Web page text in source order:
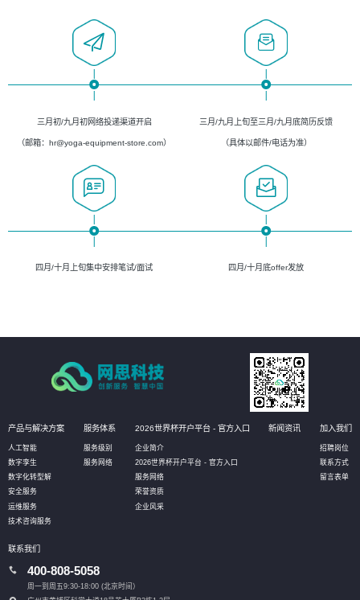
三月初/九月初网络投递渠道开启
（邮箱：hr@yoga-equipment-store.com）
三月/九月上旬至三月/九月底简历反馈
（具体以邮件/电话为准）
四月/十月上旬集中安排笔试/面试 四月/十月底offer发放
产品与解决方案
人工智能
数字孪生
数字化转型解
安全服务
运维服务
技术咨询服务
服务体系
服务级别
服务网络
2026世界杯开户平台 - 官方入口
企业简介
2026世界杯开户平台 - 官方入口
服务网络
荣誉资质
企业风采
新闻资讯 加入我们
招聘岗位
联系方式
留言表单
联系我们
400-808-5058
周一到周五9:30-18:00 (北京时间）